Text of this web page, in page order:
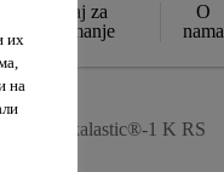
Sadržaj za
preuzimanje
O
nama
Sikalastic®-1 K RS
их
на